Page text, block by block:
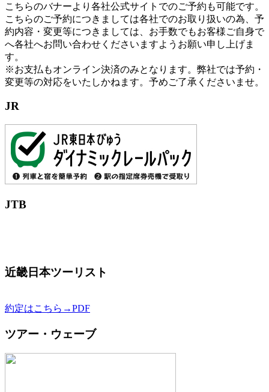
こちらのバナーより各社公式サイトでのご予約も可能です。
こちらのご予約につきましては各社でのお取り扱いの為、予
約内容・変更等につきましては、お手数でもお客様ご自身で
へ各社へお問い合わせくださいますようお願い申し上げま
す。
※お支払もオンライン決済のみとなります。弊社では予約・
変更等の対応をいたしかねます。予めご了承くださいませ。
JR
JTB
近畿日本ツーリスト
約定はこちら→PDF
ツアー・ウェーブ